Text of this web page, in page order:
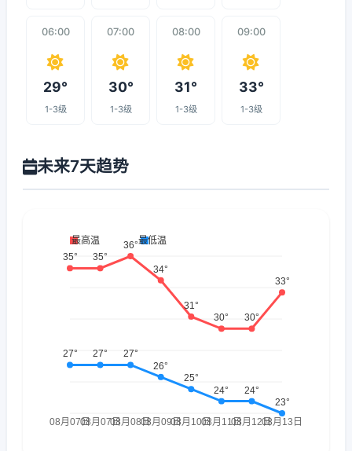
06:00
29°
1-3级
07:00
30°
1-3级
08:00
31°
1-3级
09:00
33°
1-3级
未来7天趋势